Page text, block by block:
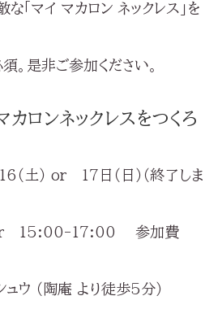
「マイ マカロン ネックレス」を
。是非ご参加ください。
カロンネックレスをつくろ
土） or 17日（日）（終了しま
15:00-17:00 参加費
ュウ （陶庵 より徒歩5分）